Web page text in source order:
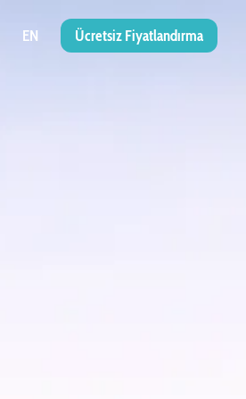
EN Ücretsiz Fiyatlandırma